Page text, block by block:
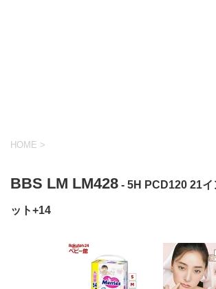
HOME >
BBS LM LM428 - 5H PCD120 21
ット+14